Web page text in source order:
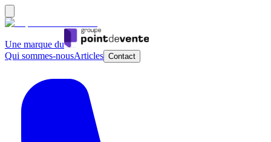
Une marque du
Qui sommes-nousArticles Contact